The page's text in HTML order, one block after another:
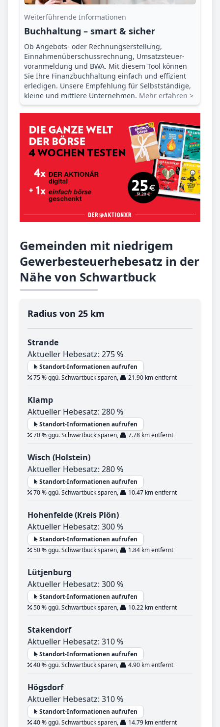
Weiterführende Informationen
Buchhaltung – smart & sicher
Ob Angebots- oder Rechnungserstellung,
Einnahmenüberschuss­rechnung, Umsatzsteuer­
voranmeldung und BWA. Mit diesem Tool können
Sie Ihre Finanz­buchhaltung einfach und effizient
erledigen. Unsere Empfehlung für Selbstständige,
kleine und mittlere Unternehmen. Mehr erfahren >
Gemeinden mit niedrigem
Gewerbesteuerhebesatz in der
Nähe von Schwartbuck
Radius von 25 km
Strande
Aktueller Hebesatz: 275 %
Standort-Informationen aufrufen
75 % ggü. Schwartbuck sparen,
21.90 km entfernt
Klamp
Aktueller Hebesatz: 280 %
Standort-Informationen aufrufen
70 % ggü. Schwartbuck sparen,
7.78 km entfernt
Wisch (Holstein)
Aktueller Hebesatz: 280 %
Standort-Informationen aufrufen
70 % ggü. Schwartbuck sparen,
10.47 km entfernt
Hohenfelde (Kreis Plön)
Aktueller Hebesatz: 300 %
Standort-Informationen aufrufen
50 % ggü. Schwartbuck sparen,
1.84 km entfernt
Lütjenburg
Aktueller Hebesatz: 300 %
Standort-Informationen aufrufen
50 % ggü. Schwartbuck sparen,
10.22 km entfernt
Stakendorf
Aktueller Hebesatz: 310 %
Standort-Informationen aufrufen
40 % ggü. Schwartbuck sparen,
4.90 km entfernt
Högsdorf
Aktueller Hebesatz: 310 %
Standort-Informationen aufrufen
40 % ggü. Schwartbuck sparen,
14.79 km entfernt